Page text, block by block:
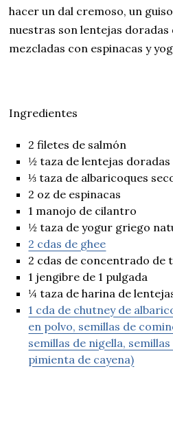
hacer un dal cremoso, un
nuestras son lentejas
mezcladas con espinacas y
Ingredientes
2 filetes de salmón
½ taza de lentejas doradas
⅓ taza de albaricoques
2 oz de espinacas
1 manojo de cilantro
½ taza de yogur griego
2 cdas de ghee
2 cdas de concentrado de
1 jengibre de 1 pulgada
¼ taza de harina de
1 cda de chutney de
en polvo, semillas de
semillas de nigella,
pimienta de cayena)